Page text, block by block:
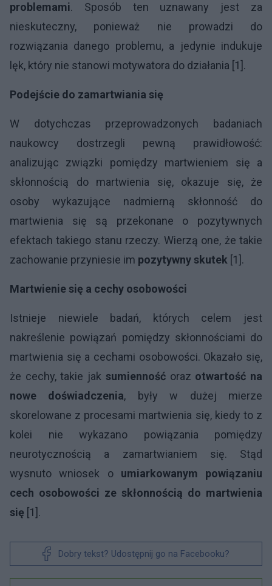
problemami. Sposób ten uznawany jest za
nieskuteczny, ponieważ nie prowadzi do
rozwiązania danego problemu, a jedynie indukuje
lęk, który nie stanowi motywatora do działania [1].
Podejście do zamartwiania się
W dotychczas przeprowadzonych badaniach
naukowcy dostrzegli pewną prawidłowość:
analizując związki pomiędzy martwieniem się a
skłonnością do martwienia się, okazuje się, że
osoby wykazujące nadmierną skłonność do
martwienia się są przekonane o pozytywnych
efektach takiego stanu rzeczy. Wierzą one, że takie
zachowanie przyniesie im pozytywny skutek [1].
Martwienie się a cechy osobowości
Istnieje niewiele badań, których celem jest
nakreślenie powiązań pomiędzy skłonnościami do
martwienia się a cechami osobowości. Okazało się,
że cechy, takie jak sumiennośćoraz otwartość na
nowe doświadczenia, były w dużej mierze
skorelowane z procesami martwienia się, kiedy to z
kolei nie wykazano powiązania pomiędzy
neurotycznością a zamartwianiem się. Stąd
wysnuto wniosek o umiarkowanym powiązaniu
cech osobowości ze skłonnością do martwienia
się [1].
Dobry tekst? Udostępnij go na Facebooku?